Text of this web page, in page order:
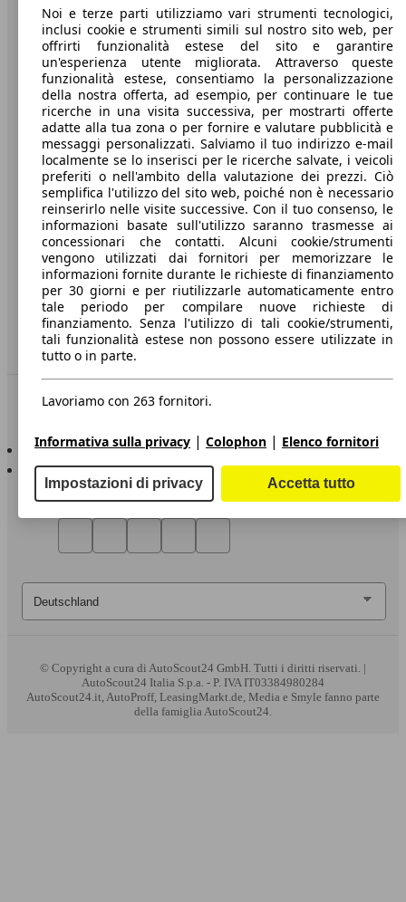
Benvenuti su AutoScout24, il mercato auto europeo.
Società
A proposito di AutoScout24
Stampa
Media
Condizioni generali
Informazioni
Privacy
Dichiarazione di Accessibilità
Servizi
Area rivenditori
Sempre con te
AutoScout24 per iOS
AutoScout24 per Android
© Copyright a cura di AutoScout24 GmbH. Tutti i diritti riservati. |
AutoScout24 Italia S.p.a. - P. IVA IT03384980284
AutoScout24.it, AutoProff, LeasingMarkt.de, Media e Smyle fanno parte
della famiglia AutoScout24.
Noi e terze parti utilizziamo vari strumenti tecnologici,
inclusi cookie e strumenti simili sul nostro sito web, per
offrirti funzionalità estese del sito e garantire
un'esperienza utente migliorata. Attraverso queste
funzionalità estese, consentiamo la personalizzazione
della nostra offerta, ad esempio, per continuare le tue
ricerche in una visita successiva, per mostrarti offerte
adatte alla tua zona o per fornire e valutare pubblicità e
messaggi personalizzati. Salviamo il tuo indirizzo e-mail
localmente se lo inserisci per le ricerche salvate, i veicoli
preferiti o nell'ambito della valutazione dei prezzi. Ciò
semplifica l'utilizzo del sito web, poiché non è necessario
reinserirlo nelle visite successive. Con il tuo consenso, le
informazioni basate sull'utilizzo saranno trasmesse ai
concessionari che contatti. Alcuni cookie/strumenti
vengono utilizzati dai fornitori per memorizzare le
informazioni fornite durante le richieste di finanziamento
per 30 giorni e per riutilizzarle automaticamente entro
tale periodo per compilare nuove richieste di
finanziamento. Senza l'utilizzo di tali cookie/strumenti,
tali funzionalità estese non possono essere utilizzate in
tutto o in parte.
Lavoriamo con 263 fornitori.
Informativa sulla privacy | Colophon | Elenco fornitori
Impostazioni di privacy Accetta tutto